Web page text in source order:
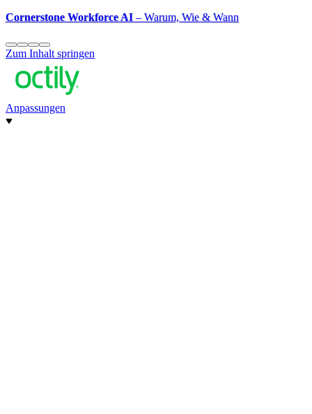
Cornerstone Workforce AI– Warum, Wie & Wann
Zum Inhalt springen
Anpassungen